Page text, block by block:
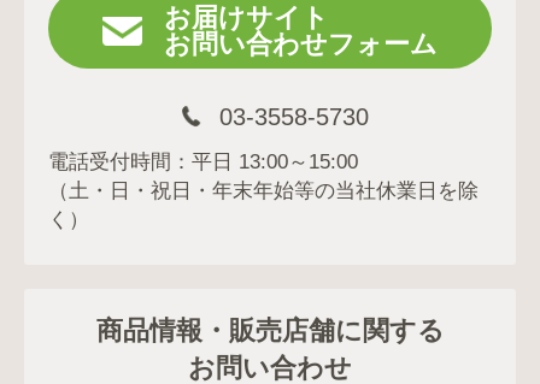
お届けサイト
お問い合わせフォーム
03-3558-5730
電話受付時間：平日 13:00～15:00
（土・日・祝日・年末年始等の当社休業日を除
く）
商品情報・販売店舗に関する
お問い合わせ